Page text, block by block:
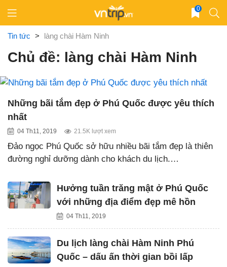
content
0
Tin tức > làng chài Hàm Ninh
Chủ đề: làng chài Hàm Ninh
Những bãi tắm đẹp ở Phú Quốc được yêu thích
nhất
04 Th11, 2019 21.5K lượt xem
Đảo ngọc Phú Quốc sở hữu nhiều bãi tắm đẹp là thiên
đường nghỉ dưỡng dành cho khách du lịch.…
Hưởng tuần trăng mật ở Phú Quốc
với những địa điểm đẹp mê hồn
04 Th11, 2019
Du lịch làng chài Hàm Ninh Phú
Quốc – dấu ấn thời gian bồi lấp